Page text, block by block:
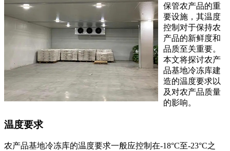
保管农产品的重
要设施，其温度
控制对于保持农
产品的新鲜度和
品质至关重要。
本文将探讨农产
品基地冷冻库建
造的温度要求以
及对农产品质量
的影响。
温度要求
农产品基地冷冻库的温度要求一般应控制在-18°C至-23°C之